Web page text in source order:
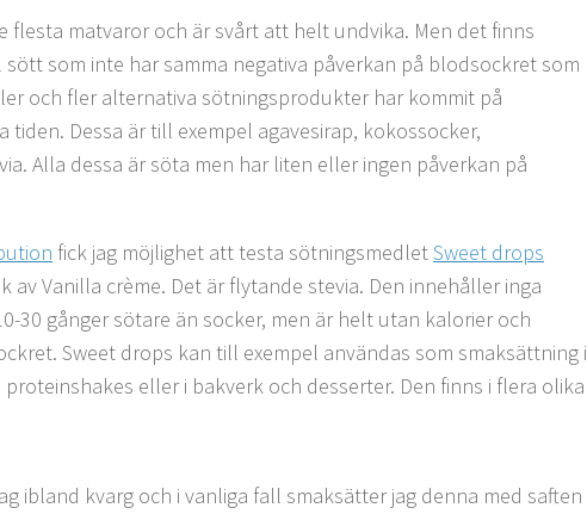
flesta matvaror och är svårt att helt undvika. Men det finns
som inte har samma negativa påverkan på blodsockret som
och fler alternativa sötningsprodukter har kommit på
tiden. Dessa är till exempel agavesirap, kokossocker,
Alla dessa är söta men har liten eller ingen påverkan på
fick jag möjlighet att testa sötningsmedletSweet drops
av Vanilla crème. Det är flytande stevia. Den innehåller inga
30 gånger sötare än socker, men är helt utan kalorier och
Sweet drops kan till exempel användas som smaksättning i
eller i bakverk och desserter. Den finns i flera olika
ibland kvarg och i vanliga fall smaksätter jag denna med saften